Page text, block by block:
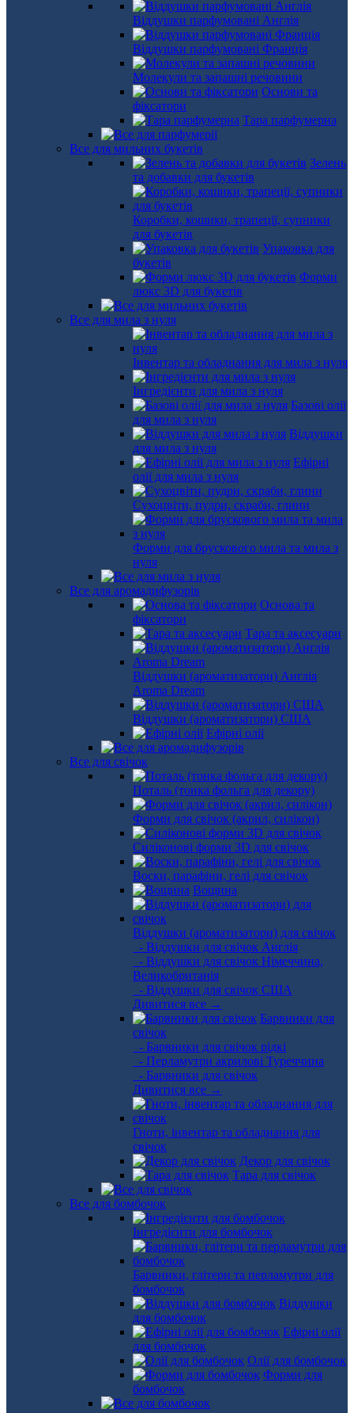
Віддушки парфумовані Англія
Віддушки парфумовані Франція
Молекули та запашні речовини
Основи та
фіксатори
Тара парфумерна
Все для мильних букетів
Зелень
та добавки для букетів
Коробки, кошики, трапеції, супники
для букетів
Упаковка для
букетів
Форми
люкс 3D для букетів
Все для мила з нуля
Інвентар та обладнання для мила з нуля
Інгредієнти для мила з нуля
Базові олії
для мила з нуля
Віддушки
для мила з нуля
Ефірні
олії для мила з нуля
Сухоцвіти, пудри, скраби, глини
Форми для брускового мила та мила з
нуля
Все для аромадифузорів
Основа та
фіксатори
Тара та аксесуари
Віддушки (ароматизатори) Англія
Aroma Dream
Віддушки (ароматизатори) США
Ефірні олії
Все для свічок
Поталь (тонка фольга для декору)
Форми для свічок (акрил, силікон)
Силіконові форми 3D для свічок
Воски, парафіни, гелі для свічок
Вощина
Віддушки (ароматизатори) для свічок
- Віддушки для свічок Англія
- Віддушки для свічок Німеччина,
Великобританія
- Віддушки для свічок США
Дивитися все →
Барвники для
свічок
- Барвники для свічок рідкі
- Перламутри акрилові Туреччина
- Барвники для свічок
Дивитися все →
Гноти, інвентар та обладнання для
свічок
Декор для свічок
Тара для свічок
Все для бомбочок
Інгредієнти для бомбочок
Барвники, глітери та перламутри для
бомбочок
Віддушки
для бомбочок
Ефірні олії
для бомбочок
Олії для бомбочок
Форми для
бомбочок